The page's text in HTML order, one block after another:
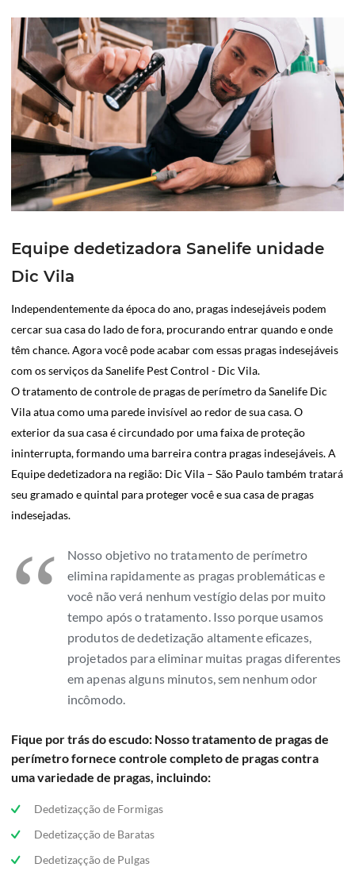
Equipe dedetizadora Sanelife unidade
Dic Vila
Independentemente da época do ano, pragas indesejáveis podem
cercar sua casa do lado de fora, procurando entrar quando e onde
têm chance. Agora você pode acabar com essas pragas indesejáveis
com os serviços da Sanelife Pest Control - Dic Vila.
O tratamento de controle de pragas de perímetro da Sanelife Dic
Vila atua como uma parede invisível ao redor de sua casa. O
exterior da sua casa é circundado por uma faixa de proteção
ininterrupta, formando uma barreira contra pragas indesejáveis. A
Equipe dedetizadora na região: Dic Vila – São Paulo também tratará
seu gramado e quintal para proteger você e sua casa de pragas
indesejadas.
“
Nosso objetivo no tratamento de perímetro
elimina rapidamente as pragas problemáticas e
você não verá nenhum vestígio delas por muito
tempo após o tratamento. Isso porque usamos
produtos de dedetização altamente eficazes,
projetados para eliminar muitas pragas diferentes
em apenas alguns minutos, sem nenhum odor
incômodo.
Fique por trás do escudo: Nosso tratamento de pragas de
perímetro fornece controle completo de pragas contra
uma variedade de pragas, incluindo:
Dedetizaçção de Formigas
Dedetizaçção de Baratas
Dedetizaçção de Pulgas